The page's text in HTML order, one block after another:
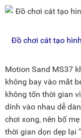
Đồ chơi cát tạo
Motion Sand MS37
không bay vào mắt
không tốn thời gian
dính vào nhau dễ
chơi xong, nên bố
thời gian dọn dẹp lại